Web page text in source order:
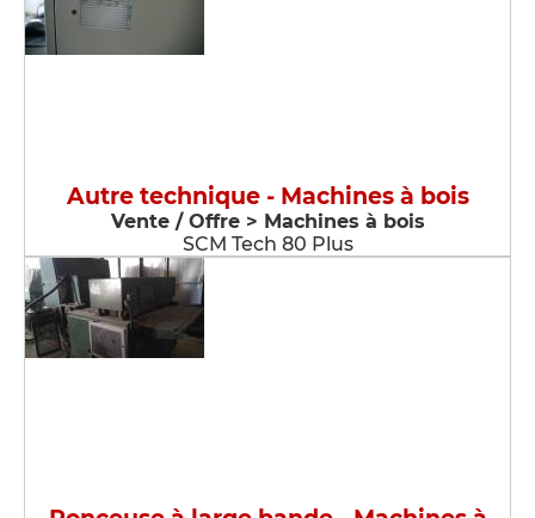
Autre technique - Machines à bois
Vente / Offre > Machines à bois
SCM Tech 80 Plus